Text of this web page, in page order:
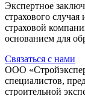
Экспертное
страхового
страховой
основанием для
Связаться с нами
ООО
специалистов,
строительной